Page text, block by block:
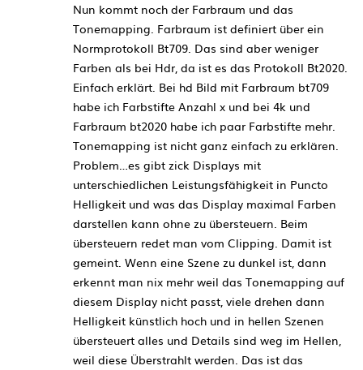
Nun kommt noch der Farbraum und das
Tonemapping. Farbraum ist definiert über ein
Normprotokoll Bt709. Das sind aber weniger
Farben als bei Hdr, da ist es das Protokoll Bt2020.
Einfach erklärt. Bei hd Bild mit Farbraum bt709
habe ich Farbstifte Anzahl x und bei 4k und
Farbraum bt2020 habe ich paar Farbstifte mehr.
Tonemapping ist nicht ganz einfach zu erklären.
Problem…es gibt zick Displays mit
unterschiedlichen Leistungsfähigkeit in Puncto
Helligkeit und was das Display maximal Farben
darstellen kann ohne zu übersteuern. Beim
übersteuern redet man vom Clipping. Damit ist
gemeint. Wenn eine Szene zu dunkel ist, dann
erkennt man nix mehr weil das Tonemapping auf
diesem Display nicht passt, viele drehen dann
Helligkeit künstlich hoch und in hellen Szenen
übersteuert alles und Details sind weg im Hellen,
weil diese Überstrahlt werden. Das ist das